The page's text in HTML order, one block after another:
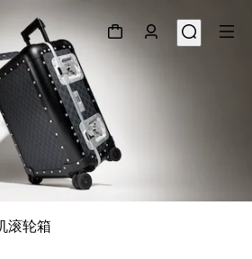
滚轮箱